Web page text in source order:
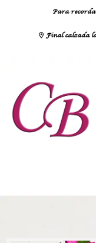
Para
Final calzada